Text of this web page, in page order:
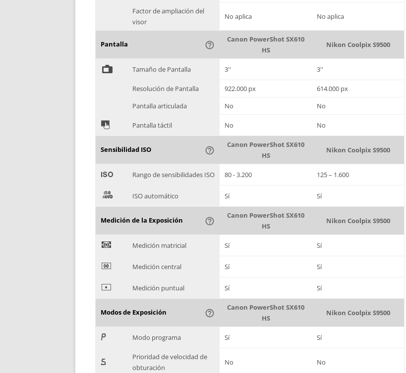
Factor de ampliación del
visor
No aplica No aplica
Pantalla help_outline
Canon PowerShot SX610
HS
Nikon Coolpix S9500
% Tamaño de Pantalla 3'' 3''
Resolución de Pantalla 922.000 px
614.000 px
Pantalla articulada
No No
& Pantalla táctil No No
Sensibilidad ISO help_outline
Canon PowerShot SX610
HS
Nikon Coolpix S9500
' Rango de sensibilidades ISO 80 - 3.200 125 – 1.600
( ISO automático Sí Sí
Medición de la Exposición help_outline
Canon PowerShot SX610
HS
Nikon Coolpix S9500
) Medición matricial Sí Sí
* Medición central Sí Sí
+ Medición puntual Sí Sí
Modos de Exposición help_outline
Canon PowerShot SX610
HS
Nikon Coolpix S9500
, Modo programa Sí Sí
-
Prioridad de velocidad de
obturación
No No